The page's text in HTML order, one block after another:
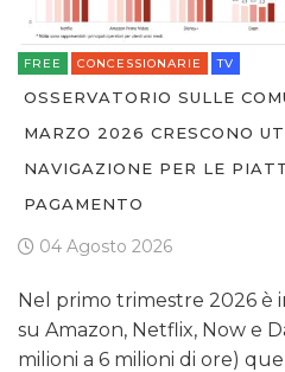
FREE CONCESSIONARIE TV
OSSERVATORIO SULLE
MARZO 2026 CRESCONO
NAVIGAZIONE PER LE
PAGAMENTO
04 Agosto 2026
Nel primo trimestre 2026 è
su Amazon, Netflix, Now e
milioni a 6 milioni di ore)